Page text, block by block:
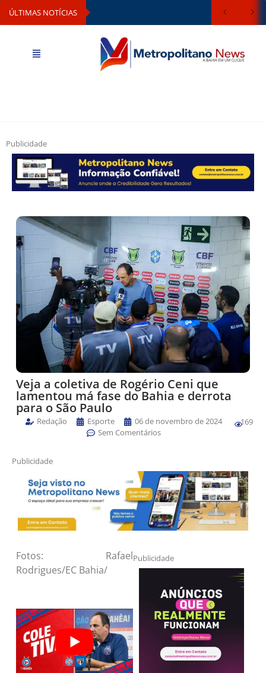
ÚLTIMAS NOTÍCIAS
Publicidade
Veja a coletiva de Rogério Ceni que
lamentou má fase do Bahia e derrota
para o São Paulo
Redação Esporte
06 de novembro de 2024
Sem Comentários
169
Publicidade
Fotos: Rafael
Rodrigues/EC Bahia/
Publicidade